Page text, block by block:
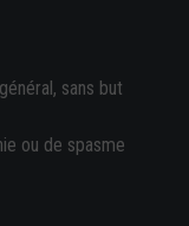
sans but
ou de spasme